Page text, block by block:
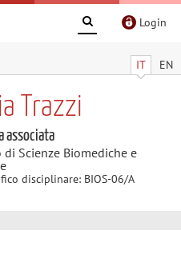
Login
IT EN
Trazzi
associata
Scienze Biomediche e
disciplinare: BIOS-06/A